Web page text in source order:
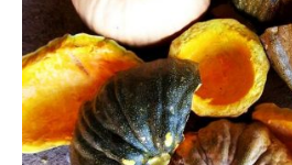
9